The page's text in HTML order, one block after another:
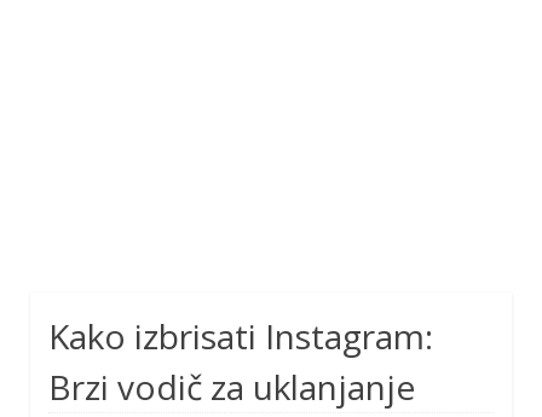
Kako izbrisati Instagram:
Brzi vodič za uklanjanje